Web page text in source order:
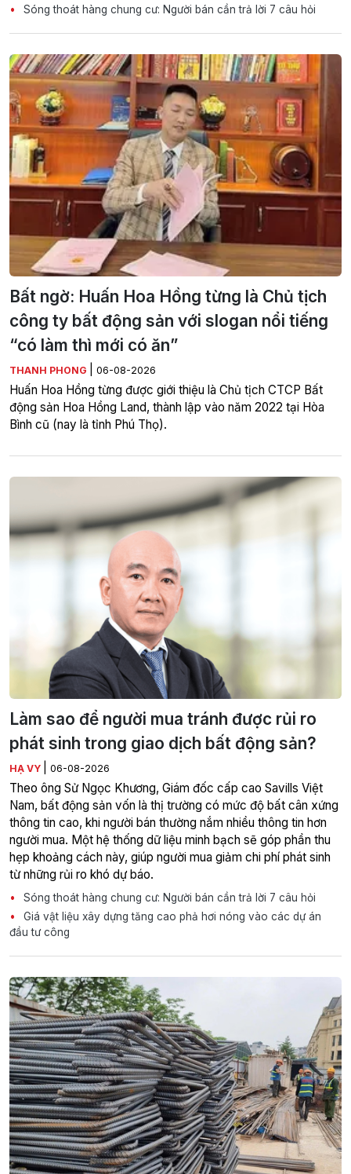
Sóng thoát hàng chung cư: Người bán cần trả lời 7 câu hỏi
Bất ngờ: Huấn Hoa Hồng từng là Chủ tịch
công ty bất động sản với slogan nổi tiếng
“có làm thì mới có ăn”
THANH PHONG 06-08-2026
Huấn Hoa Hồng từng được giới thiệu là Chủ tịch CTCP Bất
động sản Hoa Hồng Land, thành lập vào năm 2022 tại Hòa
Bình cũ (nay là tỉnh Phú Thọ).
Làm sao để người mua tránh được rủi ro
phát sinh trong giao dịch bất động sản?
HẠ VY 06-08-2026
Theo ông Sử Ngọc Khương, Giám đốc cấp cao Savills Việt
Nam, bất động sản vốn là thị trường có mức độ bất cân xứng
thông tin cao, khi người bán thường nắm nhiều thông tin hơn
người mua. Một hệ thống dữ liệu minh bạch sẽ góp phần thu
hẹp khoảng cách này, giúp người mua giảm chi phí phát sinh
từ những rủi ro khó dự báo.
Sóng thoát hàng chung cư: Người bán cần trả lời 7 câu hỏi
Giá vật liệu xây dựng tăng cao phả hơi nóng vào các dự án
đầu tư công